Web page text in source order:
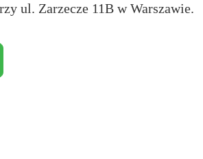
ul. Zarzecze 11B w Warszawie.